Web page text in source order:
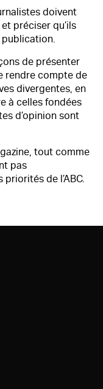
doivent
préciser qu’ils
de présenter
rendre compte de
divergentes, en
à celles fondées
d’opinion sont
tout comme
pas
de l’ABC.